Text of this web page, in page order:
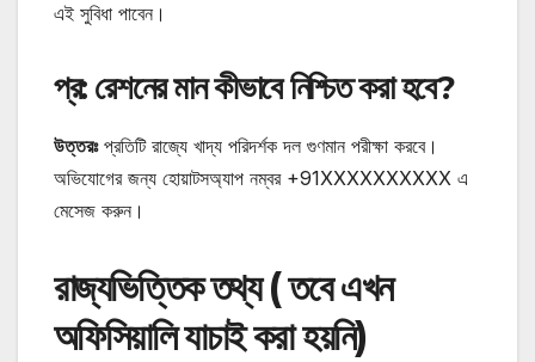
এই সুবিধা পাবেন।
প্র: রেশনের মান কীভাবে নিশ্চিত করা হবে?
উত্তরঃপ্রতিটি রাজ্যে খাদ্য পরিদর্শক দল গুণমান পরীক্ষা করবে।
অভিযোগের জন্য হোয়াটসঅ্যাপ নম্বর +91XXXXXXXXXX এ
মেসেজ করুন।
রাজ্যভিত্তিক তথ্য ( তবে এখন
অফিসিয়ালি যাচাই করা হয়নি)